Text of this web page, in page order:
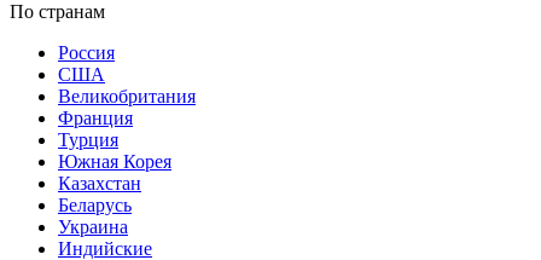
По странам
Россия
США
Великобритания
Франция
Турция
Южная Корея
Казахстан
Беларусь
Украина
Индийские